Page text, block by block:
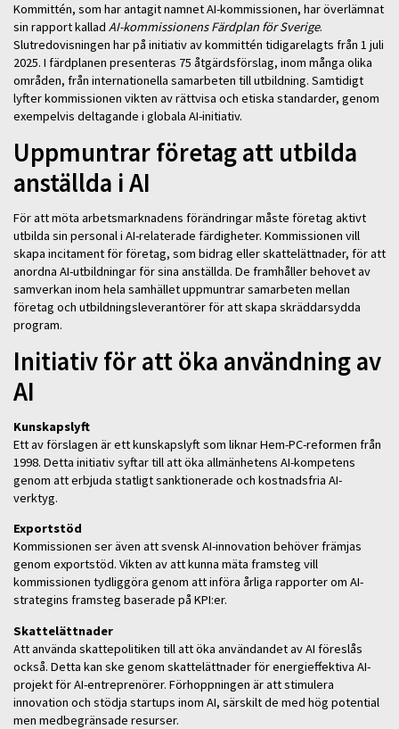
Kommittén, som har antagit namnet AI-kommissionen, har överlämnat
sin rapport kallad AI-kommissionens Färdplan för Sverige.
Slutredovisningen har på initiativ av kommittén tidigarelagts från 1 juli
2025. I färdplanen presenteras 75 åtgärdsförslag, inom många olika
områden, från internationella samarbeten till utbildning. Samtidigt
lyfter kommissionen vikten av rättvisa och etiska standarder, genom
exempelvis deltagande i globala AI-initiativ.
Uppmuntrar företag att utbilda
anställda i AI
För att möta arbetsmarknadens förändringar måste företag aktivt
utbilda sin personal i AI-relaterade färdigheter. Kommissionen vill
skapa incitament för företag, som bidrag eller skattelättnader, för att
anordna AI-utbildningar för sina anställda. De framhåller behovet av
samverkan inom hela samhället uppmuntrar samarbeten mellan
företag och utbildningsleverantörer för att skapa skräddarsydda
program.
Initiativ för att öka användning av
AI
Kunskapslyft
Ett av förslagen är ett kunskapslyft som liknar Hem-PC-reformen från
1998. Detta initiativ syftar till att öka allmänhetens AI-kompetens
genom att erbjuda statligt sanktionerade och kostnadsfria AI-
verktyg.
Exportstöd
Kommissionen ser även att svensk AI-innovation behöver främjas
genom exportstöd. Vikten av att kunna mäta framsteg vill
kommissionen tydliggöra genom att införa årliga rapporter om AI-
strategins framsteg baserade på KPI:er.
Skattelättnader
Att använda skattepolitiken till att öka användandet av AI föreslås
också. Detta kan ske genom skattelättnader för energieffektiva AI-
projekt för AI-entreprenörer. Förhoppningen är att stimulera
innovation och stödja startups inom AI, särskilt de med hög potential
men medbegränsade resurser.